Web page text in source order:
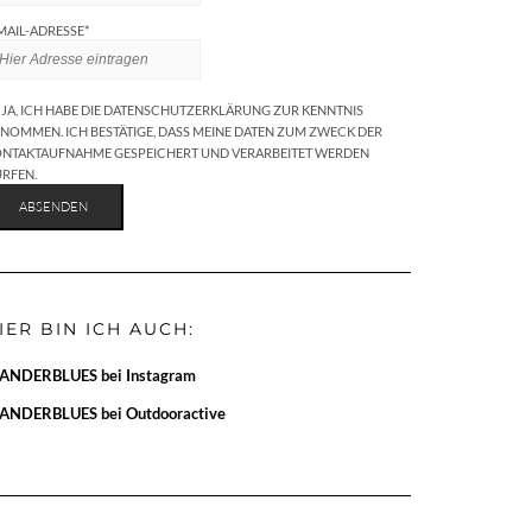
ADRESSE*
JA, ICH HABE DIE DATENSCHUTZERKLÄRUNG ZUR KENNTNIS
ICH BESTÄTIGE, DASS MEINE DATEN ZUM ZWECK DER
GESPEICHERT UND VERARBEITET WERDEN
BIN ICH AUCH:
bei Instagram
bei Outdooractive